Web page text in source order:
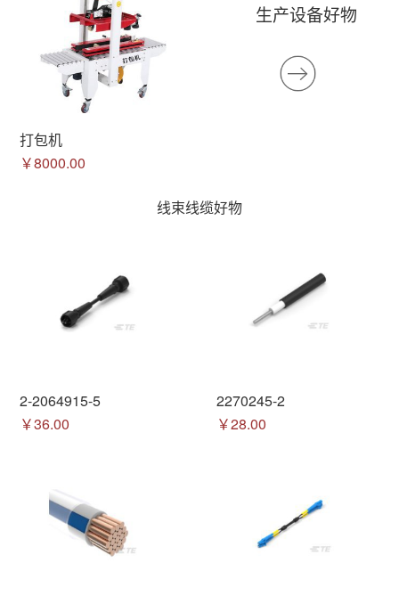
打包机
￥8000.00
生产设备好物
线束线缆好物
2-2064915-5
￥36.00
2270245-2
￥28.00